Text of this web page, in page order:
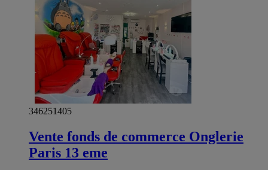
346251405
Vente fonds de commerce Onglerie
Paris 13 eme